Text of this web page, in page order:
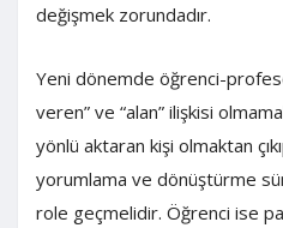
değişmek zorundadır.
Yeni dönemde öğrenci-
veren” ve “alan” ilişkisi
yönlü aktaran kişi olmaktan
yorumlama ve dönüştürme
role geçmelidir. Öğrenci ise